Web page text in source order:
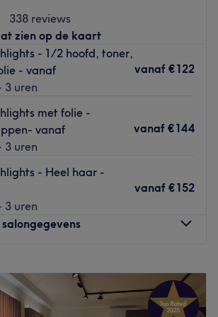
persoonlijke sfeer. Ze bespreken met
vervolgens op professionele wijze
het haar te geven dat helemaal bij jou
plezier van hebt. Ze werken met
Eugene Perma-essentiel,
en Kera Therapie.
in mooie nagels of
dezelfde salon werkt Lizzy met haar
behandelingen zijn ook te boeken
op Treatwell.
338 reviews
zien op de kaart
- 1/2 hoofd, toner,
- vanaf
3 uren
vanaf €122
met folie -
vanaf
3 uren
vanaf €144
- Heel haar -
3 uren
vanaf €152
17:00
10:00
17:00
10:00– 17:00